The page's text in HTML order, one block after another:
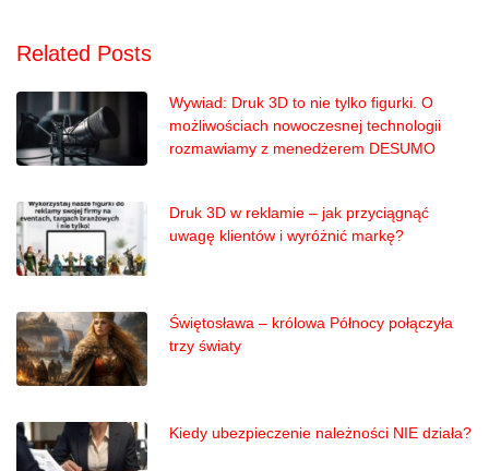
Related Posts
Wywiad: Druk 3D to nie tylko figurki. O
możliwościach nowoczesnej technologii
rozmawiamy z menedżerem DESUMO
Druk 3D w reklamie – jak przyciągnąć
uwagę klientów i wyróżnić markę?
Świętosława – królowa Północy połączyła
trzy światy
Kiedy ubezpieczenie należności NIE działa?